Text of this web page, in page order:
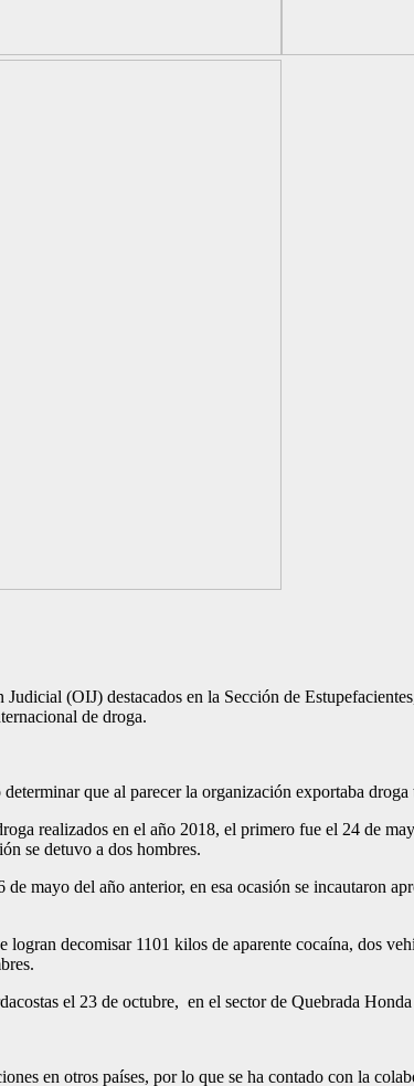
(OIJ) destacados en la Sección de
de droga.
que al parecer la organización exportaba
realizados en el año 2018, el primero fue el 24 de
se detuvo a dos hombres.
mayo del año anterior, en esa ocasión se incautaron
decomisar 1101 kilos de aparente cocaína, dos
el 23 de octubre, en el sector de Quebrada
en otros países, por lo que se ha contado con la